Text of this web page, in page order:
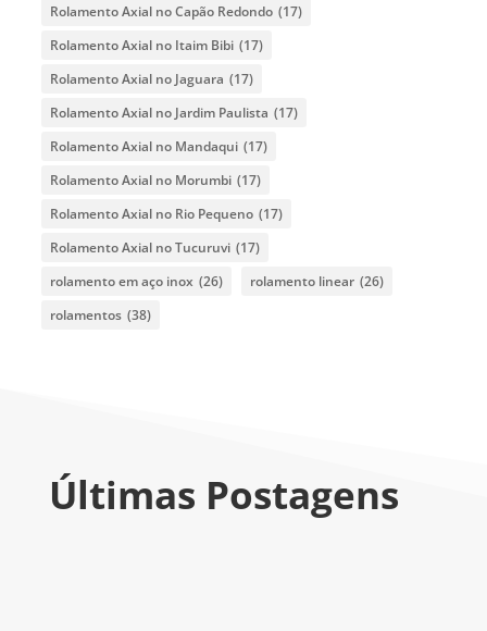
Rolamento Axial no Capão Redondo (17)
Rolamento Axial no Itaim Bibi (17)
Rolamento Axial no Jaguara (17)
Rolamento Axial no Jardim Paulista (17)
Rolamento Axial no Mandaqui (17)
Rolamento Axial no Morumbi (17)
Rolamento Axial no Rio Pequeno (17)
Rolamento Axial no Tucuruvi (17)
rolamento em aço inox (26) rolamento linear (26)
rolamentos (38)
Últimas Postagens